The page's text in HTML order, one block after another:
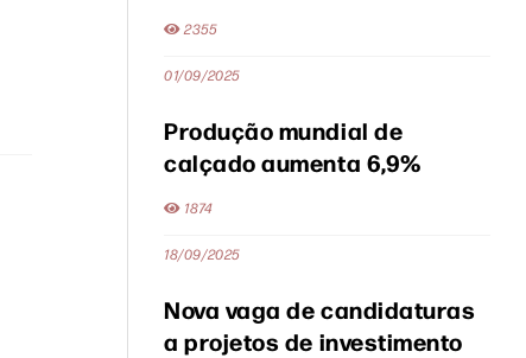
2355
01/09/2025
Produção mundial de
calçado aumenta 6,9%
1874
18/09/2025
Nova vaga de candidaturas
a projetos de investimento